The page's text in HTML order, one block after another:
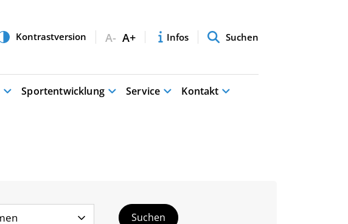
A- A+ Infos Suchen
Sportentwicklung Service Kontakt